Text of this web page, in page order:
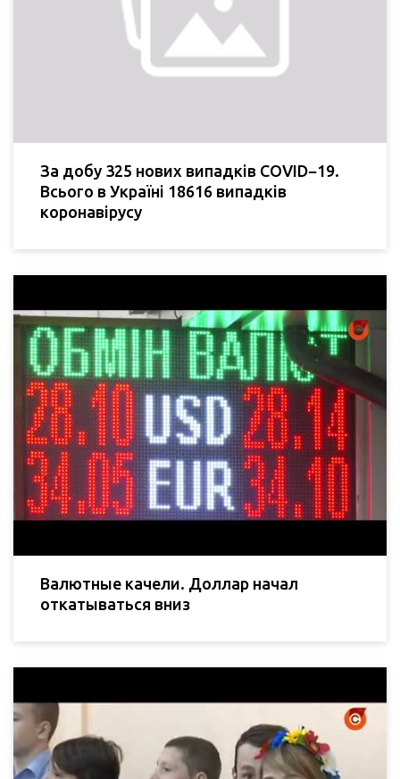
За добу 325 нових випадків COVID−19.
Всього в Україні 18616 випадків
коронавірусу
Валютные качели. Доллар начал
откатываться вниз